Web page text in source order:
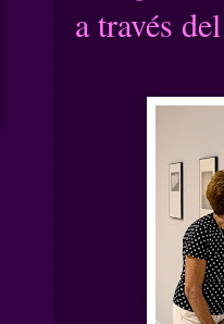
a través